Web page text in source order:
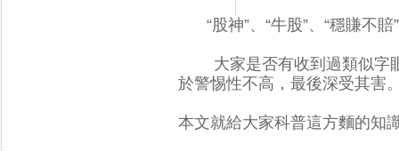
“股神”、“牛股”、“穩賺不
大家是否有收到過類似字
於警惕性不高，最後深受其害
本文就給大家科普這方麵的知識